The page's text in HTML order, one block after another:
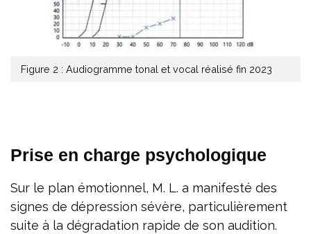
Figure 2 : Audiogramme tonal et vocal réalisé fin 2023
Prise en charge psychologique
Sur le plan émotionnel, M. L. a manifesté des
signes de dépression sévère, particulièrement
suite à la dégradation rapide de son audition.